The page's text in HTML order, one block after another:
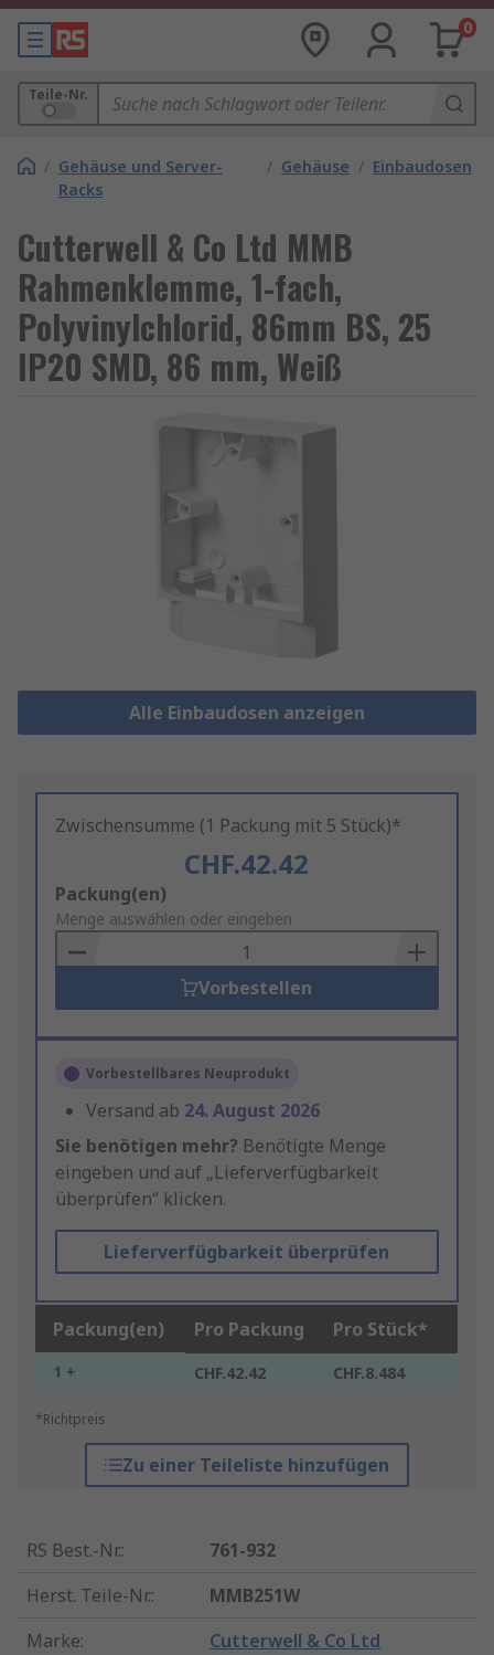
0
Teile-Nr.
/ Gehäuse und Server-
Racks
/ Gehäuse / Einbaudosen
Cutterwell & Co Ltd MMB
Rahmenklemme, 1-fach,
Polyvinylchlorid, 86mm BS, 25
IP20 SMD, 86 mm, Weiß
Alle Einbaudosen anzeigen
Zwischensumme (1 Packung mit 5 Stück)*
CHF.42.42
Add
to
Basket
Packung(en)
Menge auswählen oder eingeben
Vorbestellen
Vorbestellbares Neuprodukt
Versand ab 24. August 2026
Sie benötigen mehr? Benötigte Menge
eingeben und auf „Lieferverfügbarkeit
überprüfen“ klicken.
Lieferverfügbarkeit überprüfen
Packung(en) Pro Packung Pro Stück*
1 + CHF.42.42 CHF.8.484
*Richtpreis
Zu einer Teileliste hinzufügen
RS Best.-Nr.:
761-932
Herst. Teile-Nr.:
MMB251W
Marke: Cutterwell & Co Ltd